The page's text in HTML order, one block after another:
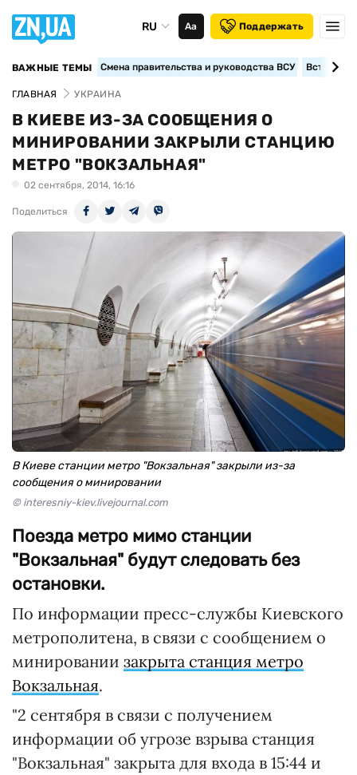
RU Аа Поддержать
ВАЖНЫЕ ТЕМЫ Смена правительства и руководства ВСУ
ГЛАВНАЯ УКРАИНА
В КИЕВЕ ИЗ-ЗА СООБЩЕНИЯ О
МИНИРОВАНИИ ЗАКРЫЛИ СТАНЦИЮ
МЕТРО "ВОКЗАЛЬНАЯ"
02 сентября, 2014, 16:16
Поделиться
В Киеве станции метро "Вокзальная" закрыли из-за
сообщения о минировании
© interesniy-kiev.livejournal.com
Поезда метро мимо станции
"Вокзальная" будут следовать без
остановки.
По информации пресс-службы Киевского
метрополитена, в связи с сообщением о
минировании закрыта станция метро
Вокзальная.
"2 сентября в связи с получением
информации об угрозе взрыва станция
"Вокзальная" закрыта для входа в 15:44 и